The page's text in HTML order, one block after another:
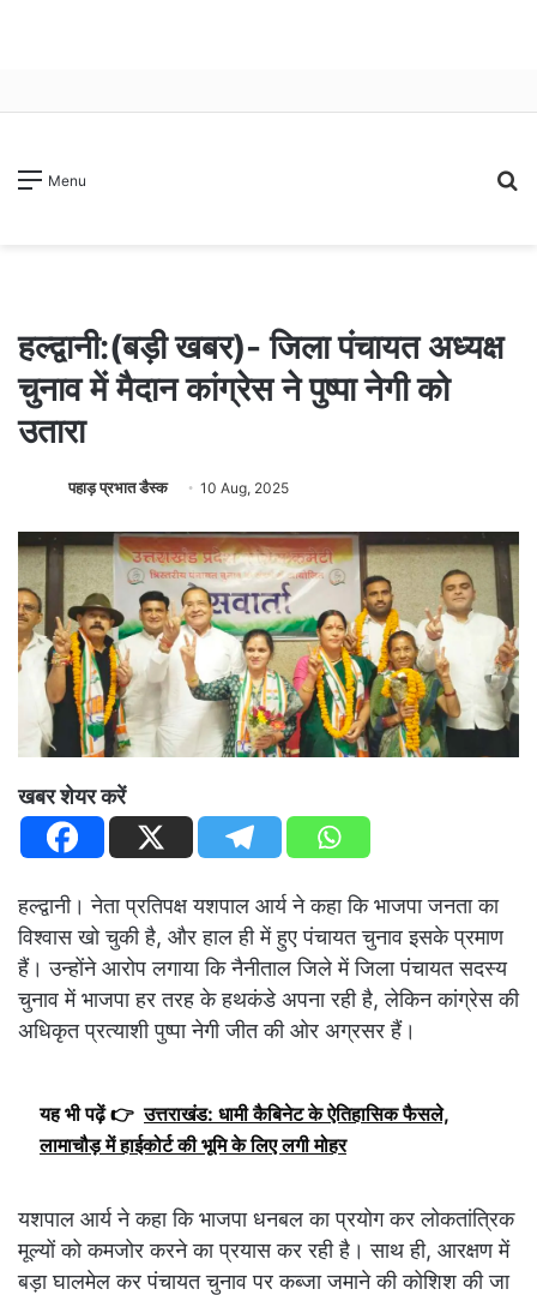
Menu
हल्द्वानी:(बड़ी खबर)- जिला पंचायत अध्यक्ष
चुनाव में मैदान कांग्रेस ने पुष्पा नेगी को
उतारा
पहाड़ प्रभात डैस्क 10 Aug, 2025
खबर शेयर करें
हल्द्वानी। नेता प्रतिपक्ष यशपाल आर्य ने कहा कि भाजपा जनता का
विश्वास खो चुकी है, और हाल ही में हुए पंचायत चुनाव इसके प्रमाण
हैं। उन्होंने आरोप लगाया कि नैनीताल जिले में जिला पंचायत सदस्य
चुनाव में भाजपा हर तरह के हथकंडे अपना रही है, लेकिन कांग्रेस की
अधिकृत प्रत्याशी पुष्पा नेगी जीत की ओर अग्रसर हैं।
यह भी पढ़ें 👉 उत्तराखंड: धामी कैबिनेट के ऐतिहासिक फैसले,
लामाचौड़ में हाईकोर्ट की भूमि के लिए लगी मोहर
यशपाल आर्य ने कहा कि भाजपा धनबल का प्रयोग कर लोकतांत्रिक
मूल्यों को कमजोर करने का प्रयास कर रही है। साथ ही, आरक्षण में
बड़ा घालमेल कर पंचायत चुनाव पर कब्जा जमाने की कोशिश की जा